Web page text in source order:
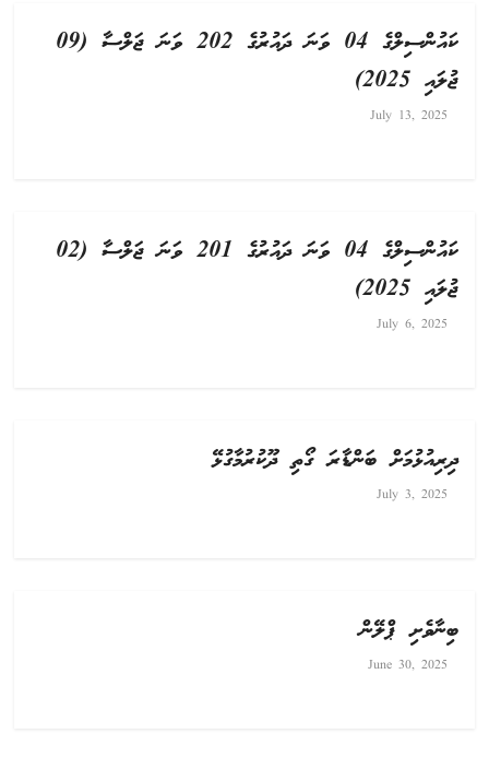
ކައުންސިލްގެ 04 ވަނަ ދައުރުގެ 202 ވަނަ ޖަލްސާ (09
ޖުލައި 2025)
July 13, 2025
ކައުންސިލްގެ 04 ވަނަ ދައުރުގެ 201 ވަނަ ޖަލްސާ (02
ޖުލައި 2025)
July 6, 2025
ދިރިއުޅުމަށް ބަންޑާރަ ގޯތި ދޫކުރުމާގުޅޭ
July 3, 2025
ބިނާވެށި ޕްލޭން
June 30, 2025